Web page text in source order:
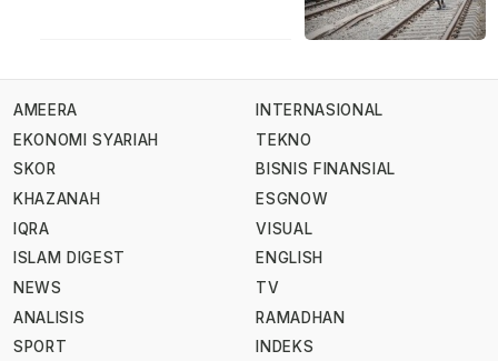
AMEERA
EKONOMI SYARIAH
SKOR
KHAZANAH
IQRA
ISLAM DIGEST
NEWS
ANALISIS
SPORT
INTERNASIONAL
TEKNO
BISNIS FINANSIAL
ESGNOW
VISUAL
ENGLISH
TV
RAMADHAN
INDEKS